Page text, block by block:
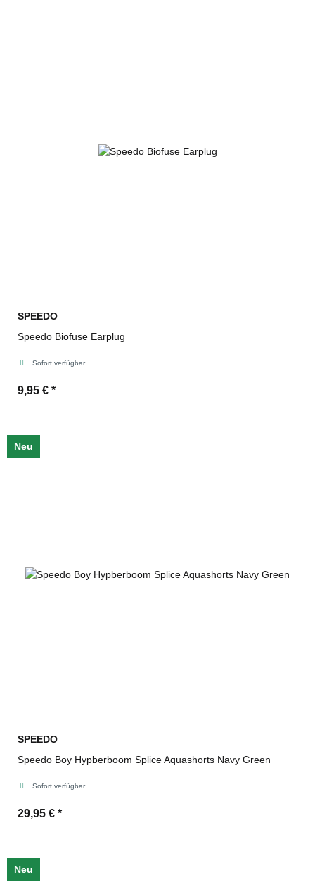
SPEEDO
Speedo Biofuse Earplug
Sofort verfügbar
9,95 € *
Neu
SPEEDO
Speedo Boy Hypberboom Splice Aquashorts Navy Green
Sofort verfügbar
29,95 € *
Neu